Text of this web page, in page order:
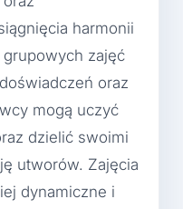
harmonii
zajęć
oraz
mogą uczyć
dzielić swoimi
utworów. Zajęcia
dynamiczne i